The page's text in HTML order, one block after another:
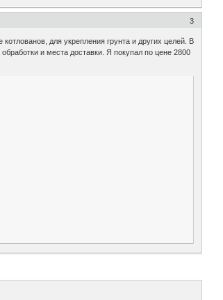
3
для укрепления грунта и других целей. В
и места доставки. Я покупал по цене 2800